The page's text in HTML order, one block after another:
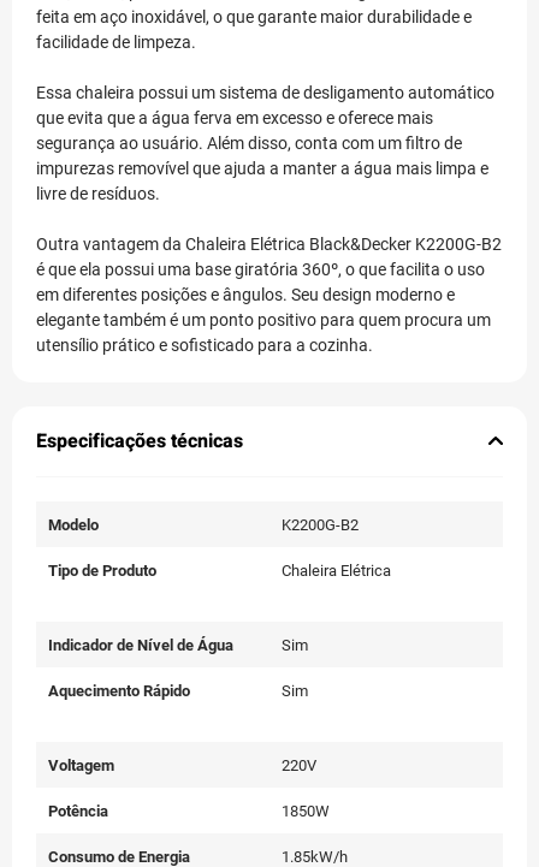
feita em aço inoxidável, o que garante maior durabilidade e
facilidade de limpeza.
Essa chaleira possui um sistema de desligamento automático
que evita que a água ferva em excesso e oferece mais
segurança ao usuário. Além disso, conta com um filtro de
impurezas removível que ajuda a manter a água mais limpa e
livre de resíduos.
Outra vantagem da Chaleira Elétrica Black&Decker K2200G-B2
é que ela possui uma base giratória 360º, o que facilita o uso
em diferentes posições e ângulos. Seu design moderno e
elegante também é um ponto positivo para quem procura um
utensílio prático e sofisticado para a cozinha.
Especificações técnicas
Modelo K2200G-B2
Tipo de Produto Chaleira Elétrica
Indicador de Nível de Água Sim
Aquecimento Rápido Sim
Voltagem 220V
Potência 1850W
Consumo de Energia 1.85kW/h